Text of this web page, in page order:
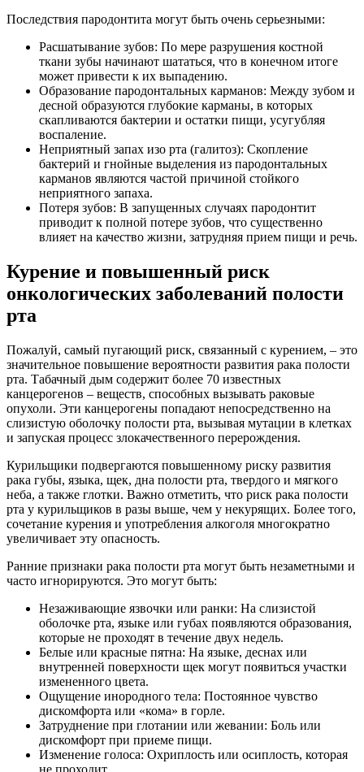
Последствия пародонтита могут быть очень серьезными:
Расшатывание зубов: По мере разрушения костной
ткани зубы начинают шататься, что в конечном итоге
может привести к их выпадению.
Образование пародонтальных карманов: Между зубом и
десной образуются глубокие карманы, в которых
скапливаются бактерии и остатки пищи, усугубляя
воспаление.
Неприятный запах изо рта (галитоз): Скопление
бактерий и гнойные выделения из пародонтальных
карманов являются частой причиной стойкого
неприятного запаха.
Потеря зубов: В запущенных случаях пародонтит
приводит к полной потере зубов, что существенно
влияет на качество жизни, затрудняя прием пищи и речь.
Курение и повышенный риск
онкологических заболеваний полости
рта
Пожалуй, самый пугающий риск, связанный с курением, – это
значительное повышение вероятности развития рака полости
рта. Табачный дым содержит более 70 известных
канцерогенов – веществ, способных вызывать раковые
опухоли. Эти канцерогены попадают непосредственно на
слизистую оболочку полости рта, вызывая мутации в клетках
и запуская процесс злокачественного перерождения.
Курильщики подвергаются повышенному риску развития
рака губы, языка, щек, дна полости рта, твердого и мягкого
неба, а также глотки. Важно отметить, что риск рака полости
рта у курильщиков в разы выше, чем у некурящих. Более того,
сочетание курения и употребления алкоголя многократно
увеличивает эту опасность.
Ранние признаки рака полости рта могут быть незаметными и
часто игнорируются. Это могут быть:
Незаживающие язвочки или ранки: На слизистой
оболочке рта, языке или губах появляются образования,
которые не проходят в течение двух недель.
Белые или красные пятна: На языке, деснах или
внутренней поверхности щек могут появиться участки
измененного цвета.
Ощущение инородного тела: Постоянное чувство
дискомфорта или «кома» в горле.
Затруднение при глотании или жевании: Боль или
дискомфорт при приеме пищи.
Изменение голоса: Охриплость или осиплость, которая